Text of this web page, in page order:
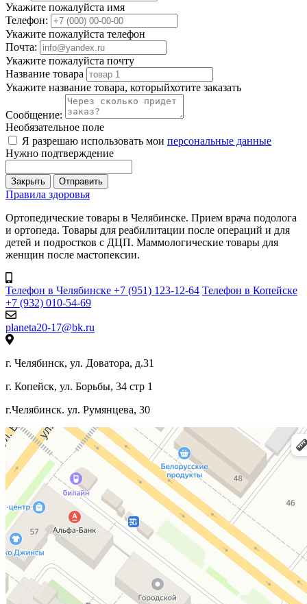
Укажите пожалуйста имя
Телефон:
Укажите пожалуйста телефон
Почта:
Укажите пожалуйста почту
Название товара
Укажите название товара, которыйхотите заказать
Сообщение:
Необязательное поле
Я разрешаю использовать мои персональные данные
Нужно подтверждение
Закрыть Отправить
Правила здоровья
Ортопедические товары в Челябинске. Прием врача подолога
и ортопеда. Товары для реабилитации после операций и для
детей и подростков с ДЦП. Маммологические товары для
женщин после мастопексии.
Телефон в Челябинске +7 (951) 123-12-64 Телефон в Копейске
+7 (932) 010-54-69
planeta20-17@bk.ru
г. Челябинск, ул. Доватора, д.31
г. Копейск, ул. Борьбы, 34 стр 1
г.Челябинск. ул. Румянцева, 30